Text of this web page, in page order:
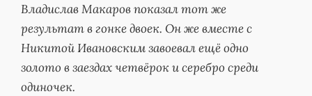
Владислав Макаров показал тот же
результат в гонке двоек. Он же вместе с
Никитой Ивановским завоевал ещё одно
золото в заездах четвёрок и серебро среди
одиночек.